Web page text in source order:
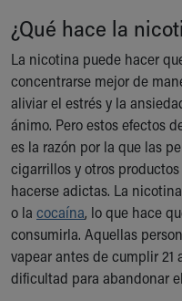
Newsroom
Our Leadership
Quality and Patient Safety
Unity and Engagement
Women's Board
Our History
More childhood, please.™
Cincinnati Children's
Your Visit
MyChart Telehealth Visits
Directions
Doggie Brigade
During Your Visit
¿Qué hace la
La nicotina puede hacer
concentrarse mejor de
aliviar el estrés y la
ánimo. Pero estos efectos
es la razón por la que las
cigarrillos y otros
hacerse adictas. La
o la cocaína, lo que hace
consumirla. Aquellas
vapear antes de cumplir
dificultad para abandonar